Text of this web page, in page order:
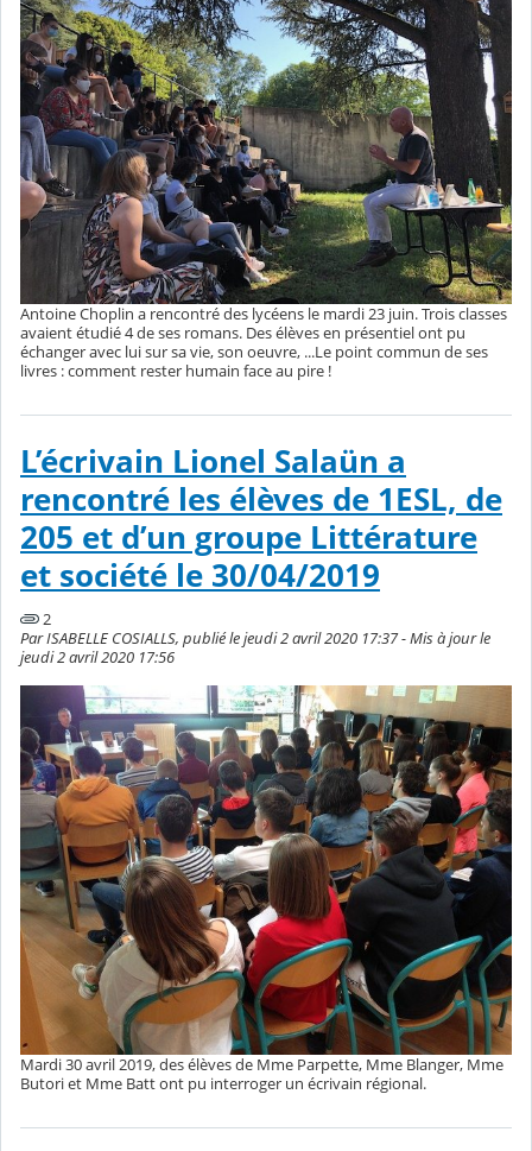
Antoine Choplin a rencontré des lycéens le mardi 23 juin. Trois classes
avaient étudié 4 de ses romans. Des élèves en présentiel ont pu
échanger avec lui sur sa vie, son oeuvre, ...Le point commun de ses
livres : comment rester humain face au pire !
L’écrivain Lionel Salaün a
rencontré les élèves de 1ESL, de
205 et d’un groupe Littérature
et société le 30/04/2019
2
Par ISABELLE COSIALLS, publié le jeudi 2 avril 2020 17:37 - Mis à jour le
jeudi 2 avril 2020 17:56
Mardi 30 avril 2019, des élèves de Mme Parpette, Mme Blanger, Mme
Butori et Mme Batt ont pu interroger un écrivain régional.